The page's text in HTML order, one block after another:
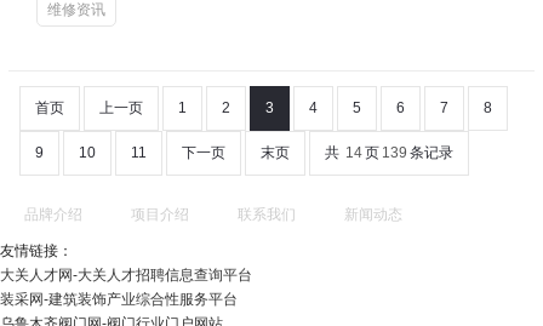
维修资讯
首页 上一页 1 2 3 4 5 6 7 8
9 10 11 下一页 末页 共 14页 139 条记录
品牌介绍 项目介绍 联系我们 新闻动态
友情链接：
大关人才网-大关人才招聘信息查询平台
装采网-建筑装饰产业综合性服务平台